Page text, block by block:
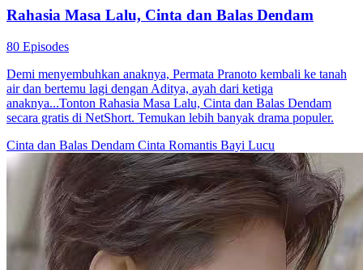
Rahasia Masa Lalu, Cinta dan Balas Dendam
80 Episodes
Demi menyembuhkan anaknya, Permata Pranoto kembali ke tanah
air dan bertemu lagi dengan Aditya, ayah dari ketiga
anaknya...Tonton Rahasia Masa Lalu, Cinta dan Balas Dendam
secara gratis di NetShort. Temukan lebih banyak drama populer.
Cinta dan Balas Dendam Cinta Romantis Bayi Lucu